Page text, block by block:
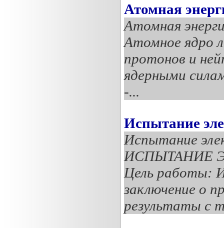
Атомная
Атомная
Атомное ядро
протонов и
ядерными
-...
Испытание
Испытание
ИСПЫТАНИЕ
Цель работы:
заключение о
результаты с